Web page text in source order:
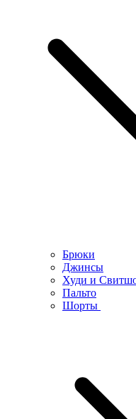
Брюки
Джинсы
Худи и
Пальто
Шорты